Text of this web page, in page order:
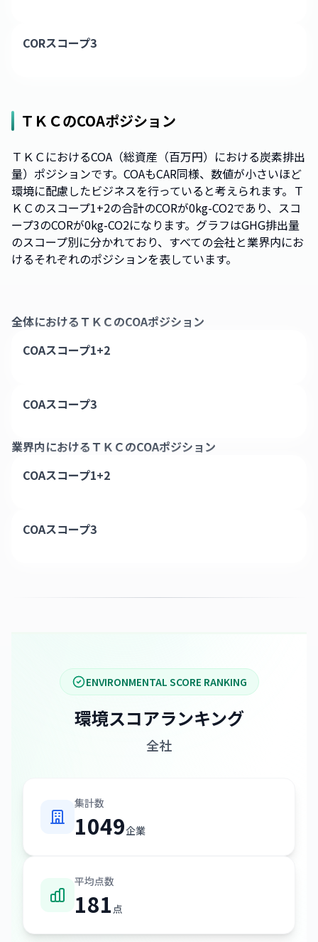
CORスコープ3
ＴＫＣのCOAポジション
ＴＫＣにおけるCOA（総資産（百万円）における炭素排出
量）ポジションです。COAもCAR同様、数値が小さいほど
環境に配慮したビジネスを行っていると考えられます。Ｔ
ＫＣのスコープ1+2の合計のCORが0kg-CO2であり、スコ
ープ3のCORが0kg-CO2になります。グラフはGHG排出量
のスコープ別に分かれており、すべての会社と業界内にお
けるそれぞれのポジションを表しています。
全体におけるＴＫＣのCOAポジション
COAスコープ1+2
COAスコープ3
業界内におけるＴＫＣのCOAポジション
COAスコープ1+2
COAスコープ3
ENVIRONMENTAL SCORE RANKING
環境スコアランキング
全社
集計数
1049企業
平均点数
181 点